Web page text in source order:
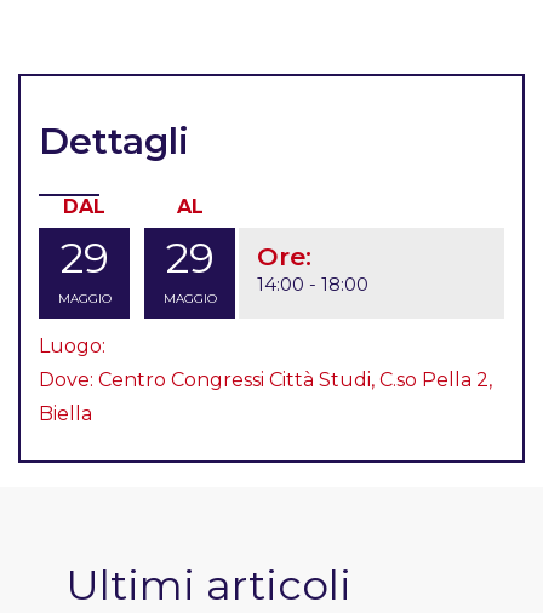
Dettagli
DAL
29
MAGGIO
AL
29
MAGGIO
Ore:
14:00 - 18:00
Luogo:
Dove: Centro Congressi Città Studi, C.so Pella 2,
Biella
Ultimi articoli